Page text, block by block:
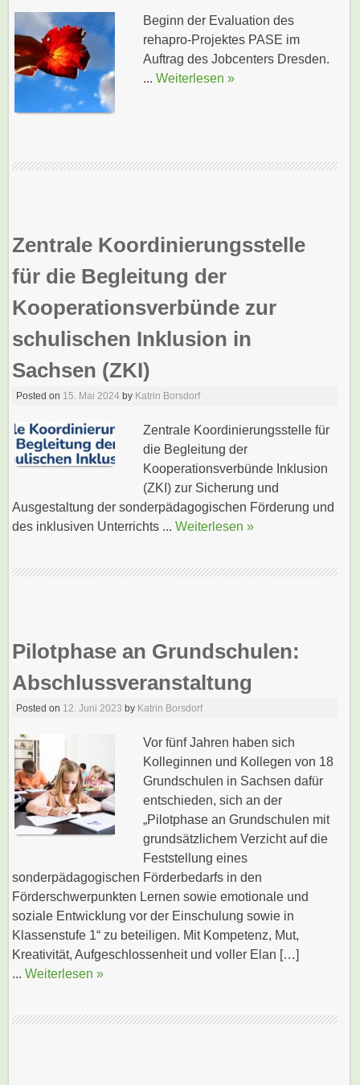
Beginn der Evaluation des
rehapro-Projektes PASE im
Auftrag des Jobcenters Dresden.
...Weiterlesen »
Zentrale Koordinierungsstelle
für die Begleitung der
Kooperationsverbünde zur
schulischen Inklusion in
Sachsen (ZKI)
Posted on 15. Mai 2024 by Katrin Borsdorf
Zentrale Koordinierungsstelle für
die Begleitung der
Kooperationsverbünde Inklusion
(ZKI) zur Sicherung und
Ausgestaltung der sonderpädagogischen Förderung und
des inklusiven Unterrichts ...Weiterlesen »
Pilotphase an Grundschulen:
Abschlussveranstaltung
Posted on 12. Juni 2023 by Katrin Borsdorf
Vor fünf Jahren haben sich
Kolleginnen und Kollegen von 18
Grundschulen in Sachsen dafür
entschieden, sich an der
„Pilotphase an Grundschulen mit
grundsätzlichem Verzicht auf die
Feststellung eines
sonderpädagogischen Förderbedarfs in den
Förderschwerpunkten Lernen sowie emotionale und
soziale Entwicklung vor der Einschulung sowie in
Klassenstufe 1“ zu beteiligen. Mit Kompetenz, Mut,
Kreativität, Aufgeschlossenheit und voller Elan […]
...Weiterlesen »